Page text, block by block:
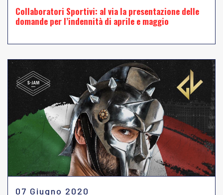
Collaboratori Sportivi: al via la presentazione delle
domande per l’indennità di aprile e maggio
07 Giugno 2020